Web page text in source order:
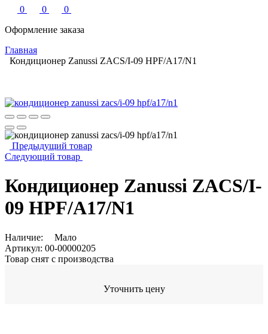
0
0
0
Оформление заказа
Главная
Кондиционер Zanussi ZACS/I-09 HPF/A17/N1
Предыдущий товар
Следующий товар
Кондиционер Zanussi ZACS/I-
09 HPF/A17/N1
Наличие:
Мало
Артикул: 00-00000205
Товар снят с производства
Уточнить цену